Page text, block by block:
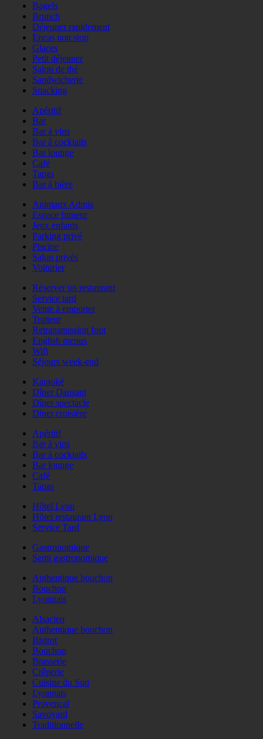
Bagels
Brunch
Déjeuner rapidement
Encas non stop
Glaces
Petit déjeuner
Salon de thé
Sandwicherie
Snacking
Apéritif
Bar
Bar à vins
Bar à cocktails
Bar lounge
Café
Tapas
Bar à bière
Animaux Admis
Espace fumeur
Jeux enfants
Parking privé
Piscine
Salon privés
Voiturier
Réserver un restaurant
Service tard
Vente à emporter
Traiteur
Retransmission foot
English menus
Wifi
Séjours week-end
Karaoké
Dîner Dansant
Dîner spectacle
Dîner croisière
Apéritif
Bar à vins
Bar à cocktails
Bar lounge
Café
Tapas
Hôtel Lyon
Hôtel restaurant Lyon
Service Tard
Gastronomique
Semi gastronomique
Authentique bouchon
Bouchon
Lyonnais
Alsacien
Authentique bouchon
Bistrot
Bouchon
Brasserie
Crêperie
Cuisine du Sud
Lyonnais
Provençal
Savoyard
Traditionnelle